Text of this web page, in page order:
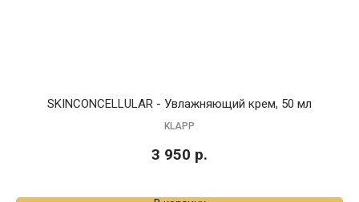
SKINCONCELLULAR - Увлажняющий крем, 50 мл
KLAPP
3 950 р.